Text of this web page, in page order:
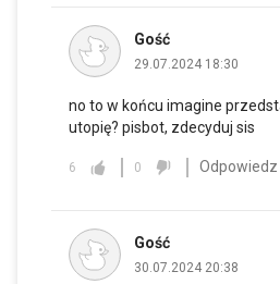
Gość
29.07.2024 18:30
no to w końcu imagine
utopię? pisbot, zdecyduj sis
6 0 Odpowiedz
Gość
30.07.2024 20:38